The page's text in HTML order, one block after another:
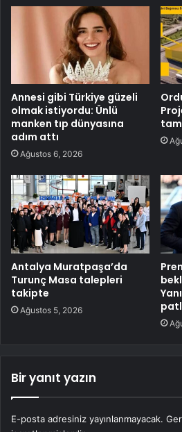
Annesi gibi Türkiye güzeli
olmak istiyordu: Ünlü
manken tıp dünyasına
adım attı
Ağustos 6, 2026
Antalya Muratpaşa’da
Turunç Masa talepleri
takipte
Ağustos 5, 2026
Bir yanıt yazın
E-posta adresiniz yayınlanmayacak.